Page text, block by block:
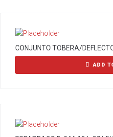
CONJUNTO TOBERA/
ADD